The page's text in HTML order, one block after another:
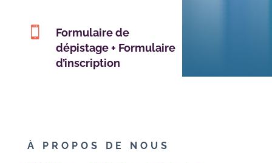

Formulaire de
dépistage + Formulaire
d’inscription
À PROPOS DE NOUS